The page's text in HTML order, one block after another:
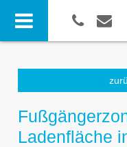
Ladenfläche